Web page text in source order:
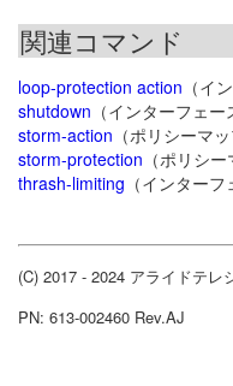
関連コマンド
loop-protection action （イ
shutdown （インターフェー
storm-action （ポリシーマ
storm-protection （ポリシ
thrash-limiting （インターフ
(C) 2017 - 2024 アライドテレ
PN: 613-002460 Rev.AJ